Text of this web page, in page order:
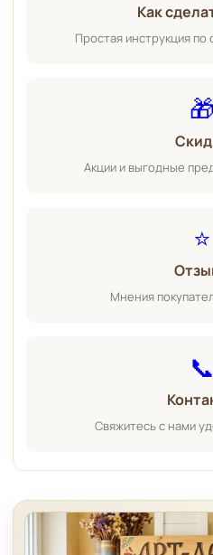
Как
Простая инструкция
🎁
Акции и выгодные
⭐
Мнения
📞
Свяжитесь с нами